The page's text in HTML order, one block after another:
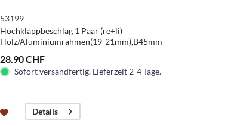
53199
Hochklappbeschlag 1 Paar (re+li)
Holz/Aluminiumrahmen(19-21mm),B45mm
28.90 CHF
Sofort versandfertig. Lieferzeit 2-4 Tage.
Details